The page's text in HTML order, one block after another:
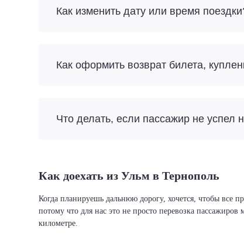
Как изменить дату или время
Как оформить возврат билета,
Что делать, если пассажир не успел
Как доехать из Ульм в Тернополь
Когда планируешь дальнюю дорогу, хочется, чтобы все
потому что для нас это не просто перевозка
километре.